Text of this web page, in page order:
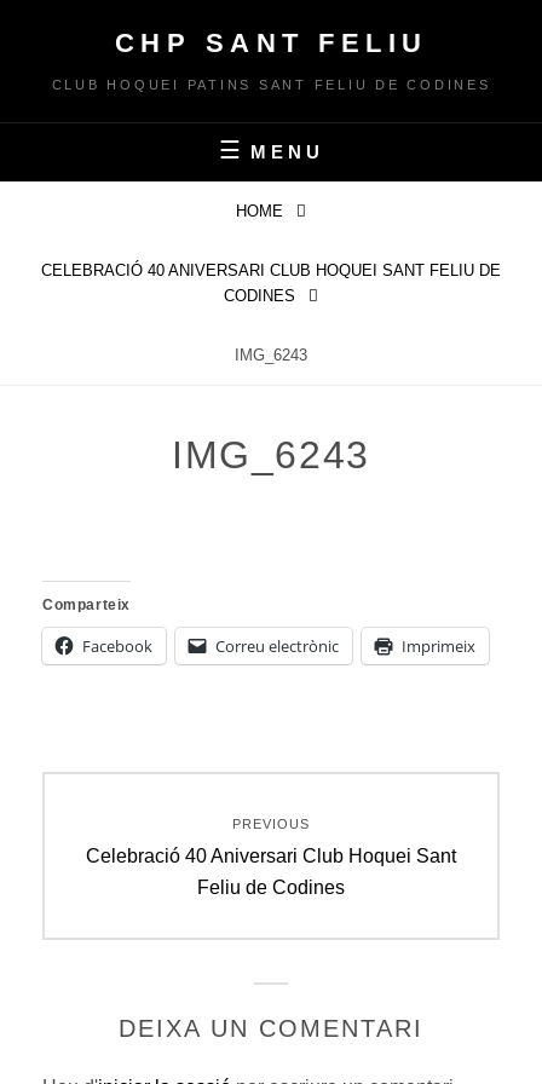
content
CHP SANT FELIU
CLUB HOQUEI PATINS SANT FELIU DE CODINES
MENU
HOME
CELEBRACIÓ 40 ANIVERSARI CLUB HOQUEI SANT FELIU DE
CODINES
IMG_6243
IMG_6243
Comparteix
Facebook Correu electrònic Imprimeix
d'entrades
PREVIOUS
Previous
Celebració 40 Aniversari Club Hoquei Sant
Feliu de Codines
DEIXA UN COMENTARI